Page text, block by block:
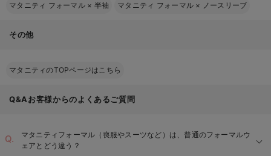
マタニティ フォーマル × 半袖 マタニティ フォーマル × ノースリーブ
その他
マタニティのTOPページはこちら
Q&Aお客様からのよくあるご質問
マタニティフォーマル（喪服やスーツなど）は、普通のフォーマルウ
ェアとどう違う？